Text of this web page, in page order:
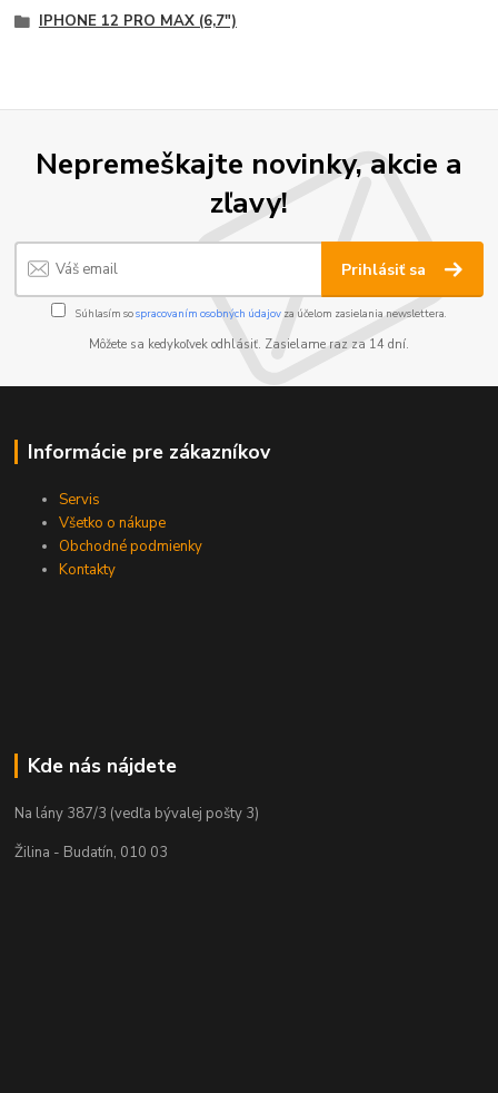
IPHONE 12 PRO MAX (6,7")
Nepremeškajte novinky, akcie a
zľavy!
Prihlásiť sa
Súhlasím sospracovaním osobných údajov za účelom zasielania newslettera.
Môžete sa kedykoľvek odhlásiť. Zasielame raz za 14 dní.
Informácie pre zákazníkov
Servis
Všetko o nákupe
Obchodné podmienky
Kontakty
Kde nás nájdete
Na lány 387/3 (vedľa bývalej pošty 3)
Žilina - Budatín, 010 03